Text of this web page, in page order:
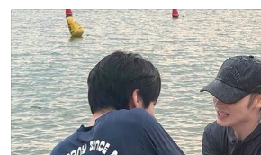
ト
数
数